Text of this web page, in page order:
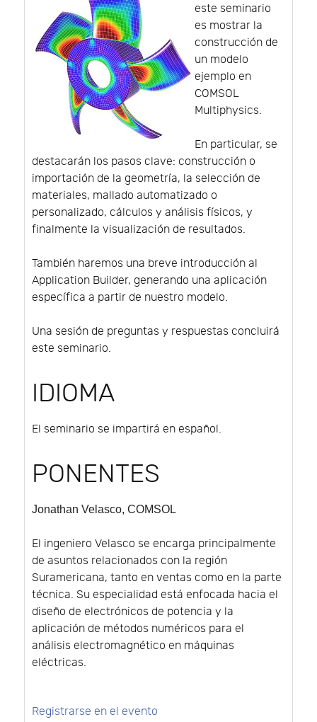
este seminario
es mostrar la
construcción de
un modelo
ejemplo en
COMSOL
Multiphysics.
En particular, se
destacarán los pasos clave: construcción o
importación de la geometría, la selección de
materiales, mallado automatizado o
personalizado, cálculos y análisis físicos, y
finalmente la visualización de resultados.
También haremos una breve introducción al
Application Builder, generando una aplicación
específica a partir de nuestro modelo.
Una sesión de preguntas y respuestas concluirá
este seminario.
IDIOMA
El seminario se impartirá en español.
PONENTES
Jonathan Velasco, COMSOL
El ingeniero Velasco se encarga principalmente
de asuntos relacionados con la región
Suramericana, tanto en ventas como en la parte
técnica. Su especialidad está enfocada hacia el
diseño de electrónicos de potencia y la
aplicación de métodos numéricos para el
análisis electromagnético en máquinas
eléctricas.
Registrarse en el evento